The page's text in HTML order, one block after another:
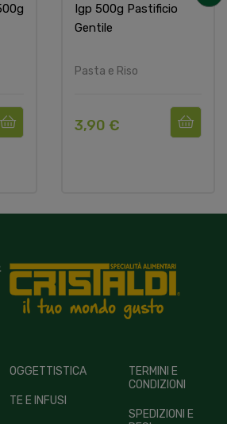
Igp 500g Pastificio
Gentile
Pasta e Riso
3,90 €
OGGETTISTICA
TE E INFUSI
TERMINI E
CONDIZIONI
SPEDIZIONI E